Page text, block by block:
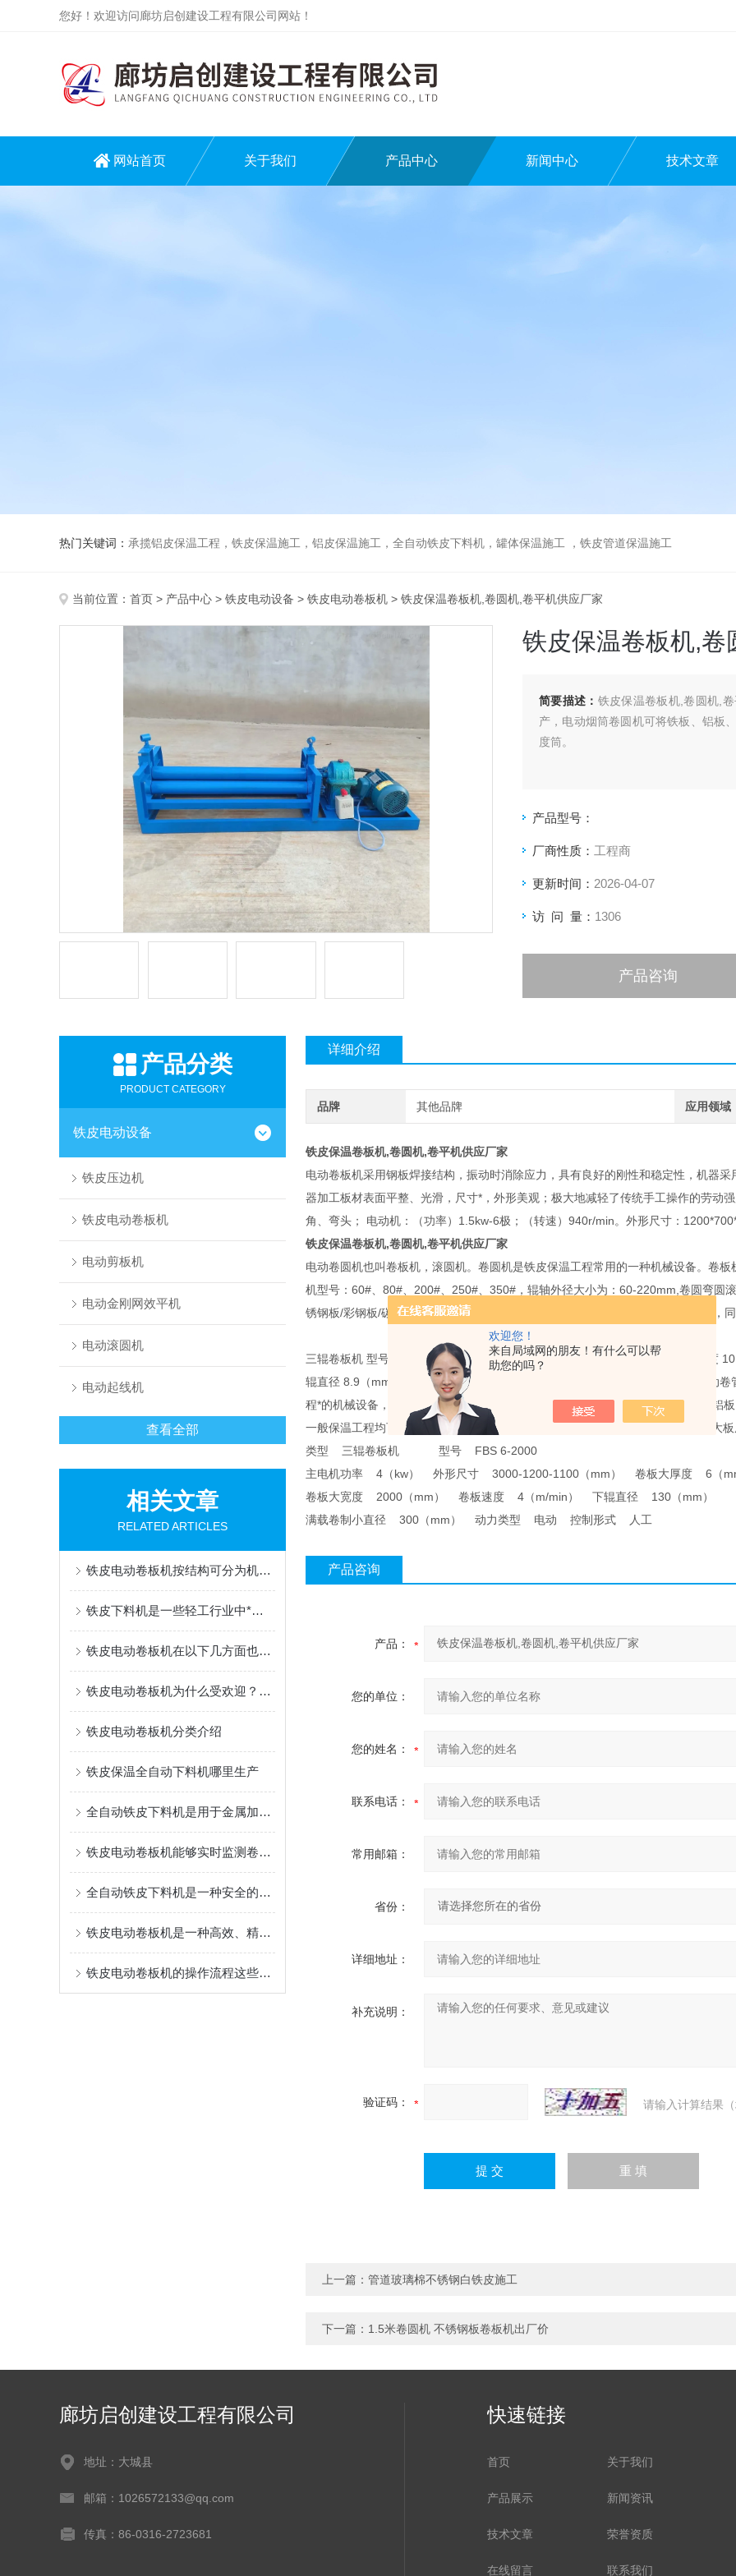
欢迎您！
来自局域网的朋友！有什么可以帮
助您的吗？
您好！欢迎访问廊坊启创建设工程有限公司网站！
网站首页 关于我们 产品中心 新闻中心 技术文章
热门关键词： 承揽铝皮保温工程，铁皮保温施工，铝皮保温施工，全自动铁皮下料机，罐体保温施工 ，铁皮管道保温施工
当前位置： 首页 > 产品中心 > 铁皮电动设备 > 铁皮电动卷板机 > 铁皮保温卷板机,卷圆机,卷平机供应厂家
铁皮保温卷板机,卷
简要描述： 铁皮保温卷板机,卷圆机,
产，电动烟筒卷圆机可将铁板、铝板
度筒。
产品型号：
厂商性质： 工程商
更新时间： 2026-04-07
访 问 量： 1306
产品咨询
产品分类
PRODUCT CATEGORY
铁皮电动设备
铁皮压边机
铁皮电动卷板机
电动剪板机
电动金刚网效平机
电动滚圆机
电动起线机
查看全部
相关文章
RELATED ARTICLES
铁皮电动卷板机按结构可分为机械式和液压式两种
铁皮下料机是一些轻工行业中*设备
铁皮电动卷板机在以下几方面也体现出明显的发展趋势
铁皮电动卷板机为什么受欢迎？不知道的进来看看！
铁皮电动卷板机分类介绍
铁皮保温全自动下料机哪里生产
全自动铁皮下料机是用于金属加工行业的重要设备
铁皮电动卷板机能够实时监测卷板过程中的各项参数变化
全自动铁皮下料机是一种安全的工业设备
铁皮电动卷板机是一种高效、精密的金属加工设备
铁皮电动卷板机的操作流程这些细节要引起重视
详细介绍
品牌 其他品牌 应用领域
铁皮保温卷板机,卷圆机,卷平机供应厂家
电动卷板机采用钢板焊接结构，振动时消除应力，具有良好的刚性和稳定性，机器
器加工板材表面平整、光滑，尺寸*，外形美观；极大地减轻了传统手工操作的劳动
角、弯头； 电动机：（功率）1.5kw-6极；（转速）940r/min。外形尺寸：
铁皮保温卷板机,卷圆机,卷平机供应厂家
电动卷圆机也叫卷板机，滚圆机。卷圆机是铁皮保温工程常用的一种机械设备。卷
机型号：60#、80#、200#、250#、350#，辊轴外径大小为：60-220mm,卷圆弯圆
锈钢板/彩钢板/碳钢板/合金板/铜板/铝板等金属板材卷成大小不同的圆筒、锥度桶，
三辊卷板机 型号 齐全 主电机功率 220（kw） 外形尺寸 1150（mm） 卷板大厚度
辊直径 8.9（mm） 满载卷制小直径 30（mm） 动力类型 电动 控制形式 数控手动
程*的机械设备，灵活机动是本设备大的特点，配合手动压筋机，可对镀锌铁皮，铝
一般保温工程均可完成；手摇时三滚，同时转动有利于进料，大幅度1270毫米，大
类型 三辊卷板机 型号 FBS 6-2000
主电机功率 4（kw） 外形尺寸 3000-1200-1100（mm） 卷板大厚度 6（
卷板大宽度 2000（mm） 卷板速度 4（m/min） 下辊直径 130（mm）
满载卷制小直径 300（mm） 动力类型 电动 控制形式 人工
产品咨询
产品：
您的单位：
您的姓名：
联系电话：
常用邮箱：
省份：
详细地址：
补充说明：
验证码： 请输入计算结果
上一篇： 管道玻璃棉不锈钢白铁皮施工
下一篇： 1.5米卷圆机 不锈钢板卷板机出厂价
廊坊启创建设工程有限公司
地址：大城县
邮箱：1026572133@qq.com
传真：86-0316-2723681
快速链接
首页 关于我们
产品展示 新闻资讯
技术文章 荣誉资质
在线留言 联系我们